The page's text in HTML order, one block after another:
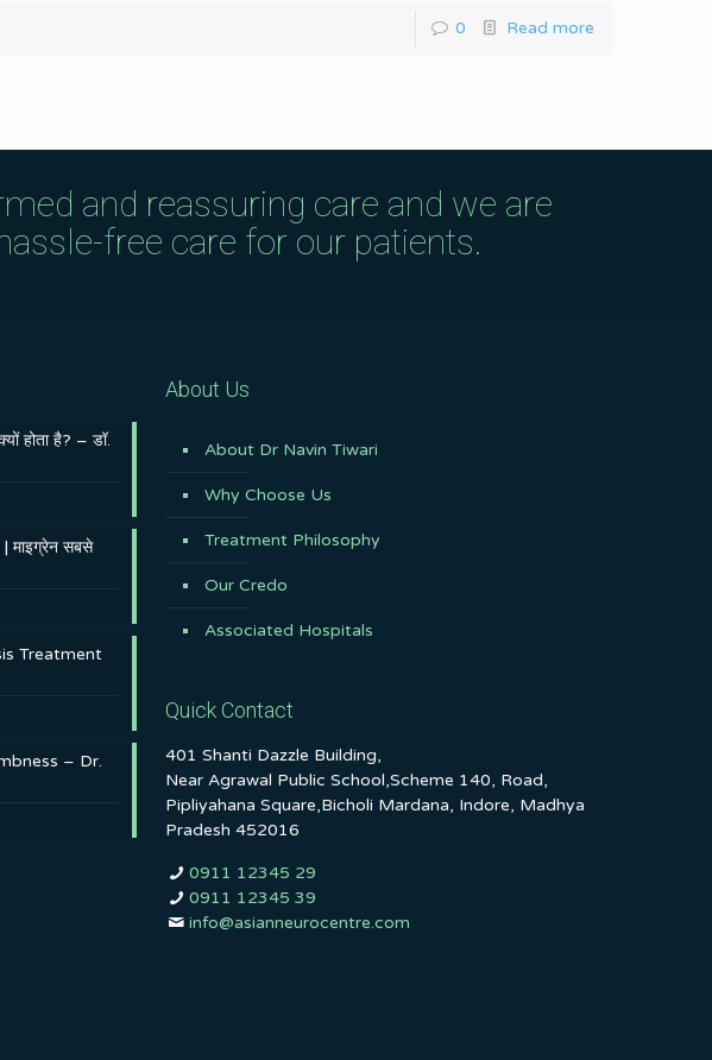
0 Read more
and reassuring care and we are
free care for our patients.
होता है? – डॉ.
माइग्रेन सबसे
Treatment
– Dr.
About Us
About Dr Navin Tiwari
Why Choose Us
Treatment Philosophy
Our Credo
Associated Hospitals
Quick Contact
401 Shanti Dazzle Building,
Near Agrawal Public School,Scheme 140, Road,
Pipliyahana Square,Bicholi Mardana, Indore, Madhya
Pradesh 452016
0911 12345 29
0911 12345 39
info@asianneurocentre.com